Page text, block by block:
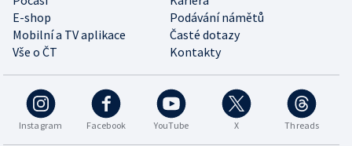
E-shop
Podávání námětů
Mobilní a TV aplikace
Časté dotazy
Vše o ČT
Kontakty
Instagram Facebook YouTube X Threads